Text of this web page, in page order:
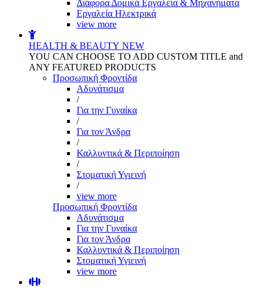
Διάφορα Δομικά Εργαλεία & Μηχανήματα
Εργαλεία Ηλεκτρικά
view more
HEALTH & BEAUTY NEW
YOU CAN CHOOSE TO ADD CUSTOM TITLE and
ANY FEATURED PRODUCTS
Προσωπική Φροντίδα
Αδυνάτισμα
/
Για την Γυναίκα
/
Για τον Άνδρα
/
Καλλυντικά & Περιποίηση
/
Στοματική Υγιεινή
/
view more
Προσωπική Φροντίδα
Αδυνάτισμα
Για την Γυναίκα
Για τον Άνδρα
Καλλυντικά & Περιποίηση
Στοματική Υγιεινή
view more